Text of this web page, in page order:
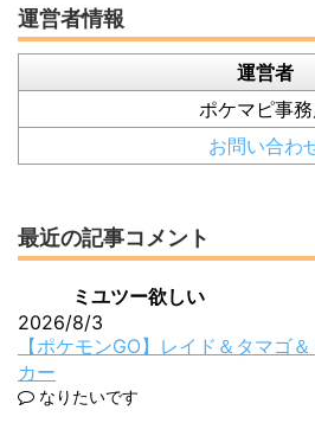
運営者情報
運営者
ポケマピ事
お問い合わ
最近の記事コメント
ミユツー欲しい
2026/8/3
【ポケモンGO】レイド＆タマゴ
カー
なりたいです